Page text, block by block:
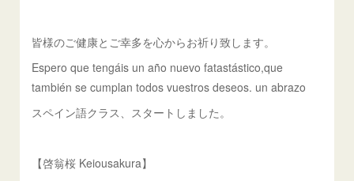
皆様のご健康とご幸多を心からお祈り致します。
Espero que tengáis un año nuevo fatastástico,que
también se cumplan todos vuestros deseos. un abrazo
スペイン語クラス、スタートしました。
【啓翁桜 Keiousakura】